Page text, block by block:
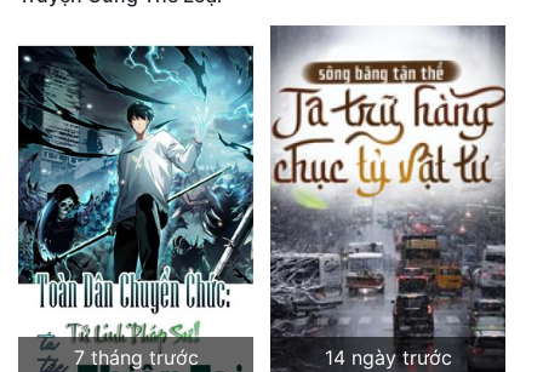
7 tháng trước
14 ngày trước